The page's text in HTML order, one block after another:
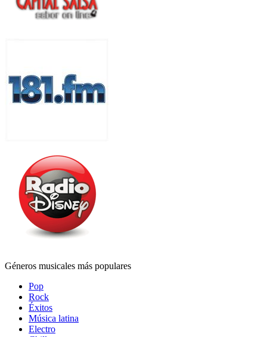
Géneros musicales más populares
Pop
Rock
Éxitos
Música latina
Electro